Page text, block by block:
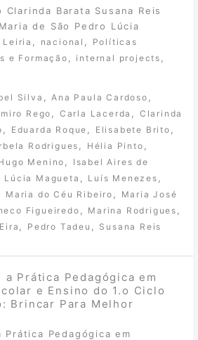
Clarinda Barata Susana Reis
de São Pedro Lúcia
Leiria nacional
Políticas
e Formação
internal projects
Silva Ana Paula Cardoso
Rego Carla Lacerda
Clarinda
Eduarda Roque Elisabete Brito
Rodrigues Hélia Pinto
Menino
Isabel Aires de
Lúcia Magueta Luís Menezes
Maria do Céu Ribeiro
Maria José
Figueiredo Marina Rodrigues
Pedro Tadeu Susana Reis
Prática Pedagógica em
e Ensino do 1.o Ciclo
Brincar Para Melhor
Pedagógica em